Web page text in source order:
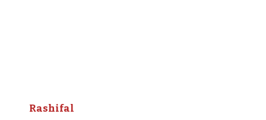
Rashifal